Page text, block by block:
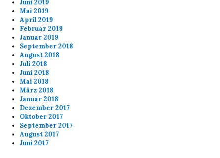
Juni 2019
Mai 2019
April 2019
Februar 2019
Januar 2019
September 2018
August 2018
Juli 2018
Juni 2018
Mai 2018
März 2018
Januar 2018
Dezember 2017
Oktober 2017
September 2017
August 2017
Juni 2017